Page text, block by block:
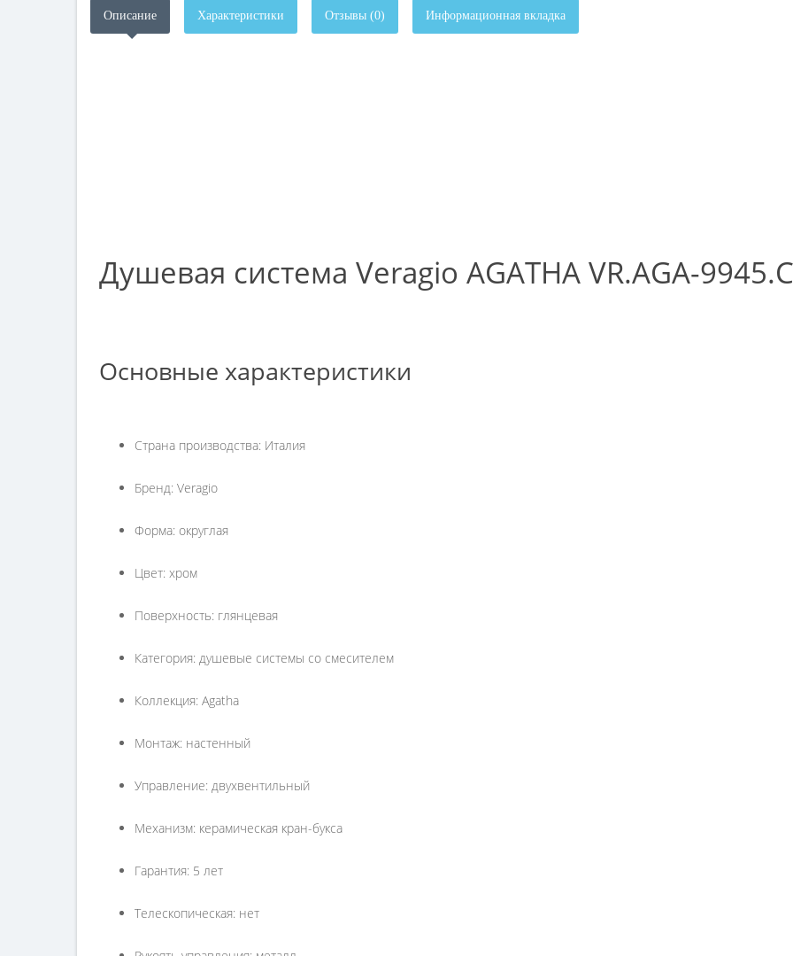
Описание Характеристики Отзывы (0) Информационная вкладка
Душевая система Veragio AGATHA VR.AGA-
Основные характеристики
Страна производства: Италия
Бренд: Veragio
Форма: округлая
Цвет: хром
Поверхность: глянцевая
Категория: душевые системы со смесителем
Коллекция: Agatha
Монтаж: настенный
Управление: двухвентильный
Механизм: керамическая кран-букса
Гарантия: 5 лет
Телескопическая: нет